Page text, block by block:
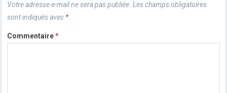
Votre adresse e-mail ne sera pas publiée. Les champs obligatoires
sont indiqués avec *
Commentaire*